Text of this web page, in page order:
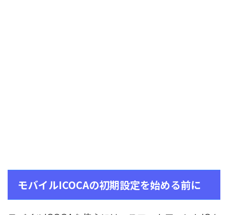
モバイルICOCAの初期設定を始める前に